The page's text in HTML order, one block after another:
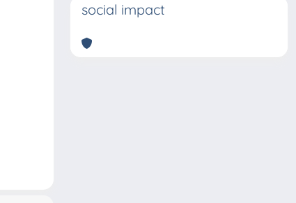
social impact